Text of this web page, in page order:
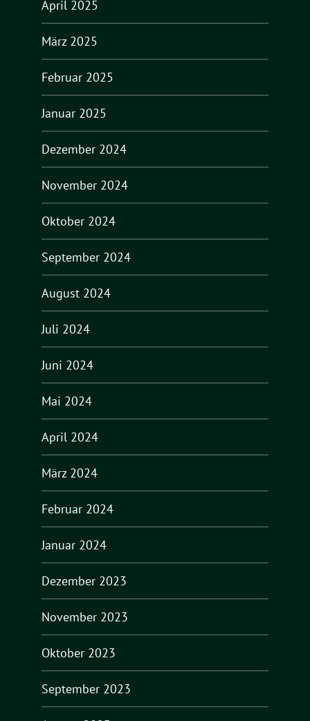
April 2025
März 2025
Februar 2025
Januar 2025
Dezember 2024
November 2024
Oktober 2024
September 2024
August 2024
Juli 2024
Juni 2024
Mai 2024
April 2024
März 2024
Februar 2024
Januar 2024
Dezember 2023
November 2023
Oktober 2023
September 2023